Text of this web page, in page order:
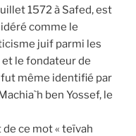
1572 à Safed, est
comme le
juif parmi les
le fondateur de
fut même identifié par
ben Yossef, le
ce mot « teïvah